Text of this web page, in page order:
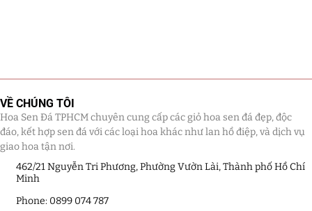
VỀ CHÚNG TÔI
Hoa Sen Đá TPHCM chuyên cung cấp các giỏ hoa sen đá đẹp, độc
đáo, kết hợp sen đá với các loại hoa khác như lan hồ điệp, và dịch vụ
giao hoa tận nơi.
462/21 Nguyễn Tri Phương, Phường Vườn Lài, Thành phố Hồ Chí
Minh
Phone: 0899 074 787